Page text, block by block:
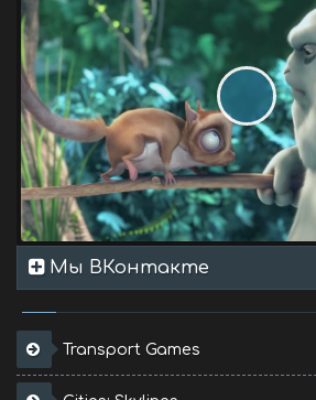
Мы ВКонтакте
Transport Games